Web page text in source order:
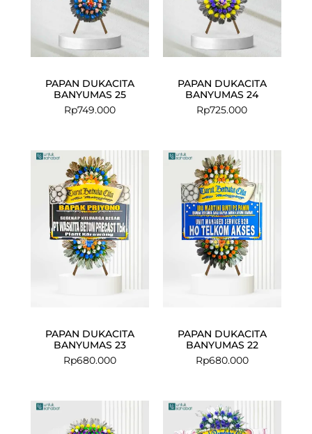
PAPAN DUKACITA
BANYUMAS 25
Rp749.000
PAPAN DUKACITA
BANYUMAS 24
Rp725.000
PAPAN DUKACITA
BANYUMAS 23
Rp680.000
PAPAN DUKACITA
BANYUMAS 22
Rp680.000